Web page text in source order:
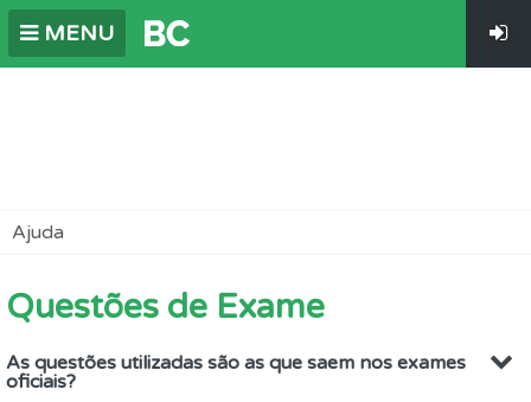
MENU
Ajuda
Questões de Exame
As questões utilizadas são as que saem nos exames
oficiais?